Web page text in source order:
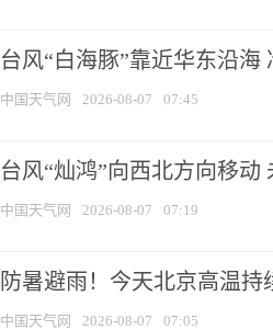
台风“白海豚”靠近华东沿
中国天气网 2026-08-07 07:45
台风“灿鸿”向西北方向移动
中国天气网 2026-08-07 07:19
防暑避雨！今天北京高温
中国天气网 2026-08-07 07:05